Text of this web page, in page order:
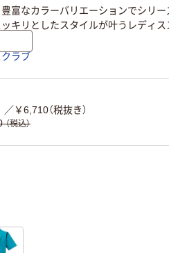
富なカラーバリエーションでシリ
キリとしたスタイルが叶うレディス
クラブ
／￥6,710（税抜き）
（税込）